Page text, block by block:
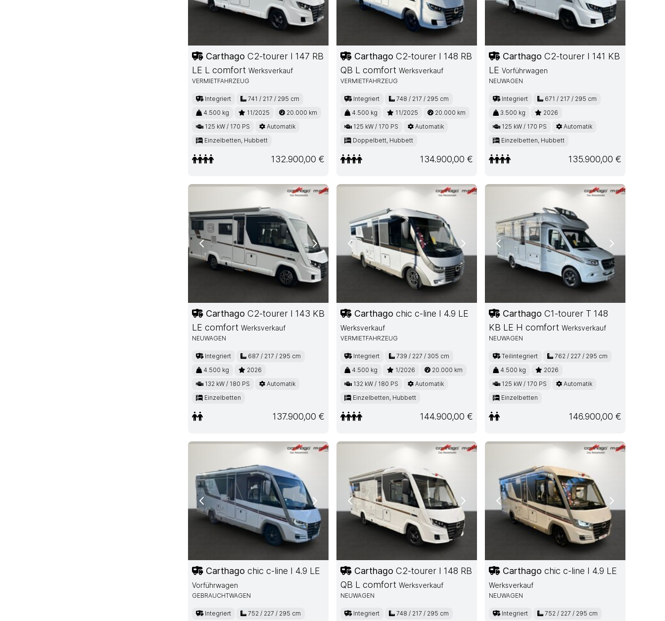
Carthago C2-tourer I 147 RB
LE L comfort Werksverkauf
VERMIETFAHRZEUG
Integriert
741 / 217 / 295 cm
4.500 kg
11/2025
20.000 km
125 kW / 170 PS
Automatik
Einzelbetten, Hubbett
132.900,00 €
Carthago C2-tourer I 148 RB
QB L comfort Werksverkauf
VERMIETFAHRZEUG
Integriert
748 / 217 / 295 cm
4.500 kg
11/2025
20.000 km
125 kW / 170 PS
Automatik
Doppelbett, Hubbett
134.900,00 €
Carthago C2-tourer I 141 KB
LE Vorführwagen
NEUWAGEN
Integriert
671 / 217 / 295 cm
3.500 kg
2026
125 kW / 170 PS
Automatik
Einzelbetten, Hubbett
135.900,00 €
Previous Next
Carthago C2-tourer I 143 KB
LE comfort Werksverkauf
NEUWAGEN
Integriert
687 / 217 / 295 cm
4.500 kg
2026
132 kW / 180 PS
Automatik
Einzelbetten
137.900,00 €
Previous Next
Carthago chic c-line I 4.9 LE
Werksverkauf
VERMIETFAHRZEUG
Integriert
739 / 227 / 305 cm
4.500 kg
1/2026
20.000 km
132 kW / 180 PS
Automatik
Einzelbetten, Hubbett
144.900,00 €
Previous Next
Carthago C1-tourer T 148
KB LE H comfort Werksverkauf
NEUWAGEN
Teilintegriert
762 / 227 / 295 cm
4.500 kg
2026
125 kW / 170 PS
Automatik
Einzelbetten
146.900,00 €
Previous Next
Carthago chic c-line I 4.9 LE
Vorführwagen
GEBRAUCHTWAGEN
Integriert 752 / 227 / 295 cm
Previous Next
Carthago C2-tourer I 148 RB
QB L comfort Werksverkauf
NEUWAGEN
Integriert 748 / 217 / 295 cm
Previous Next
Carthago chic c-line I 4.9 LE
Werksverkauf
NEUWAGEN
Integriert 752 / 227 / 295 cm